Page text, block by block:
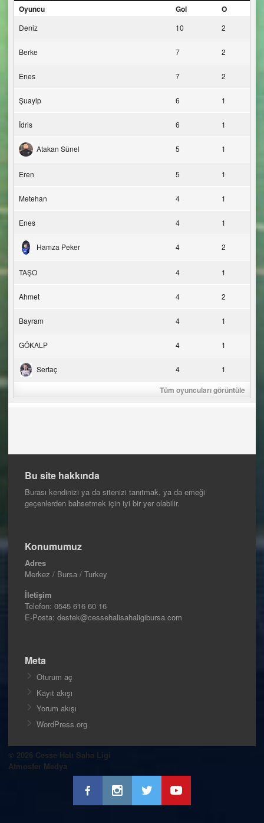
Oyuncu
Gol O
Deniz 10 2
Berke 7 2
Enes 7 2
Şuayip 6 1
İdris 6 1
Atakan Sünel 5 1
Eren 5 1
Metehan 4 1
Enes 4 1
Hamza Peker 4 2
TAŞO 4 1
Ahmet 4 2
Bayram 4 1
GÖKALP 4 1
Sertaç 4 1
Tüm oyuncuları görüntüle
Bu site hakkında
Burası kendinizi ya da sitenizi tanıtmak, ya da emeği
geçenlerden bahsetmek için iyi bir yer olabilir.
Konumumuz
Adres
Merkez / Bursa / Turkey
İletişim
Telefon: 0545 616 60 16
E-Posta: destek@cessehalisahaligibursa.com
Meta
Oturum aç
Kayıt akışı
Yorum akışı
WordPress.org
© 2026 Cesse Halı Saha Ligi
Atmosfer Medya